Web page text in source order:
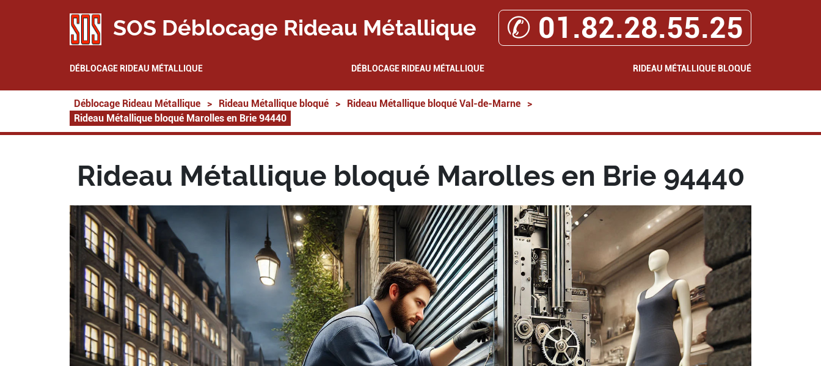
SOS Déblocage Rideau Métallique ✆ 01.82.28.55.25
DÉBLOCAGE RIDEAU MÉTALLIQUE DÉBLOCAGE RIDEAU MÉTALLIQUE RIDEAU MÉTALLIQUE BLOQUÉ
Déblocage Rideau Métallique > Rideau Métallique bloqué > Rideau Métallique bloqué Val-de-Marne
>
Rideau Métallique bloqué Marolles en Brie 94440
Rideau Métallique bloqué Marolles en Brie 94440